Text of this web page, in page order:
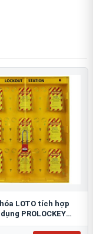
LOTO tích hợp
PROLOCKEY